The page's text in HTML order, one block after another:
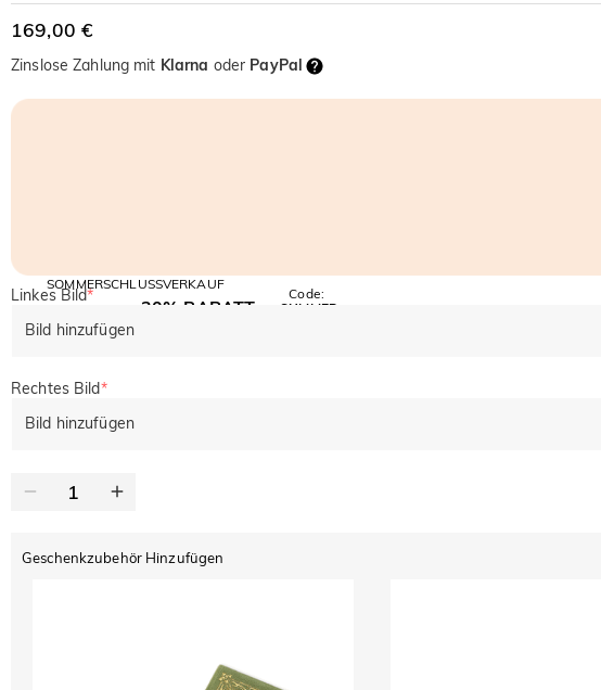
169,00 €
Zinslose Zahlung mit Klarna oder PayPal
SOMMERSCHLUSSVERKAUF
AUF ALLES
30% RABATT
Code:
SUMMER
Linkes Bild*
Bild hinzufügen
Rechtes Bild*
Bild hinzufügen
Geschenkzubehör Hinzufügen